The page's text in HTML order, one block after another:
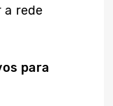
a rede
para